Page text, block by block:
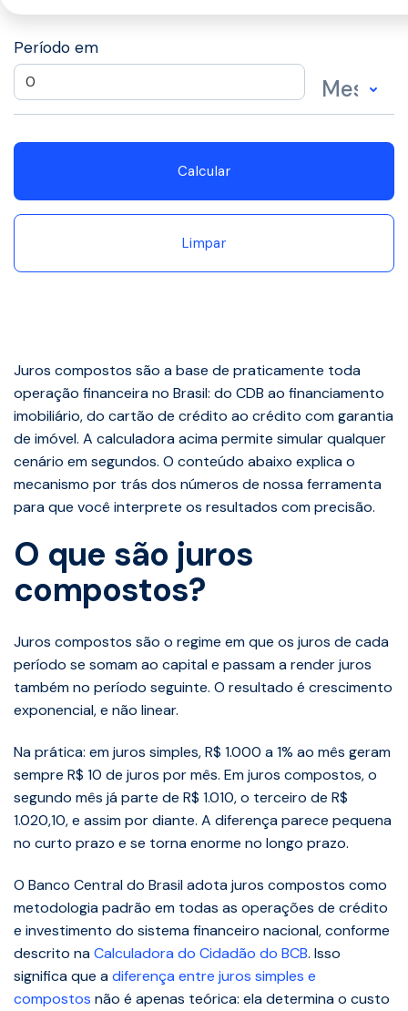
Período em
Limpar
Calcular
Juros compostos são a base de praticamente toda
operação financeira no Brasil: do CDB ao financiamento
imobiliário, do cartão de crédito ao crédito com garantia
de imóvel. A calculadora acima permite simular qualquer
cenário em segundos. O conteúdo abaixo explica o
mecanismo por trás dos números de nossa ferramenta
para que você interprete os resultados com precisão.
O que são juros
compostos?
Juros compostos são o regime em que os juros de cada
período se somam ao capital e passam a render juros
também no período seguinte. O resultado é crescimento
exponencial, e não linear.
Na prática: em juros simples, R$ 1.000 a 1% ao mês geram
sempre R$ 10 de juros por mês. Em juros compostos, o
segundo mês já parte de R$ 1.010, o terceiro de R$
1.020,10, e assim por diante. A diferença parece pequena
no curto prazo e se torna enorme no longo prazo.
O Banco Central do Brasil adota juros compostos como
metodologia padrão em todas as operações de crédito
e investimento do sistema financeiro nacional, conforme
descrito naCalculadora do Cidadão do BCB. Isso
significa que adiferença entre juros simples e
compostos não é apenas teórica: ela determina o custo